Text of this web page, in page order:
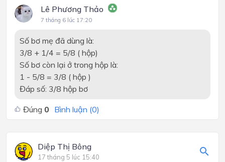
Lê Phương Thảo
7 tháng 6 lúc 17:20
Số bơ mẹ đã dùng là:
3/8 + 1/4 = 5/8 ( hộp)
Số bơ còn lại ở trong hộp là:
1 - 5/8 = 3/8 ( hộp )
Đáp số: 3/8 hộp bơ
Đúng 0 Bình luận (0)
Diệp Thị Bông
17 tháng 5 lúc 15:40